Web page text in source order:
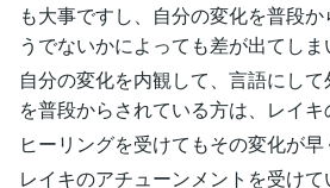
も大事ですし、自分の変化を普段
うでないかによっても差が出てしま
自分の変化を内観して、言語にし
を普段からされている方は、レイ
ヒーリングを受けてもその変化が早
レイキのアチューンメントを受け